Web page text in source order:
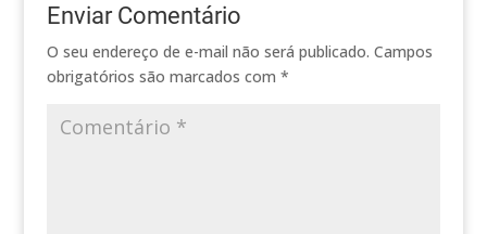
Enviar Comentário
O seu endereço de e-mail não será publicado. Campos
obrigatórios são marcados com *